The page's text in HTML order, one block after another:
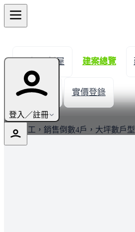
登入／註冊
← 返回新屋 建案總覽
生活機能 實價登錄
最新
全新完工，銷售倒數4戶，大坪數戶